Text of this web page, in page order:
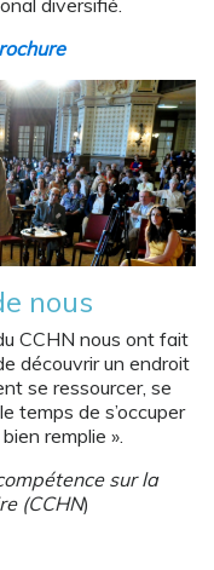
nous
CCHN nous ont fait
découvrir un endroit
se ressourcer, se
temps de s’occuper
remplie ».
sur la
(CCHN)